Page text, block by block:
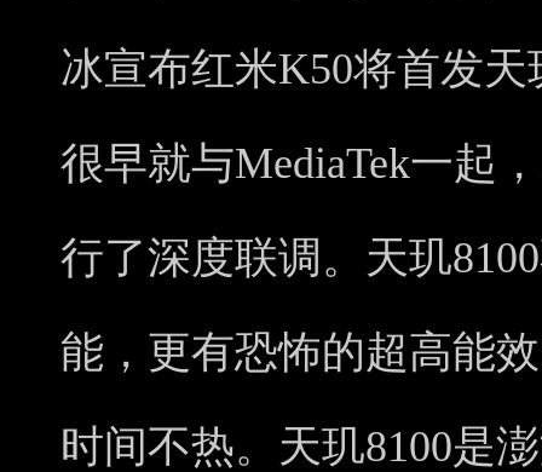
冰宣布红米K50将首发天
很早就与MediaTek一起
行了深度联调。天玑
能，更有恐怖的超高能
时间不热。天玑8100是